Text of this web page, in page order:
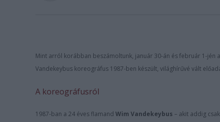
Mint arról korábban beszámoltunk, január 30-án és február 1-jén
Vandekeybus koreográfus 1987-ben készült, világhírűvé vált
A koreográfusról
1987-ban a 24 éves flamand Wim Vandekeybus – akit addig csak